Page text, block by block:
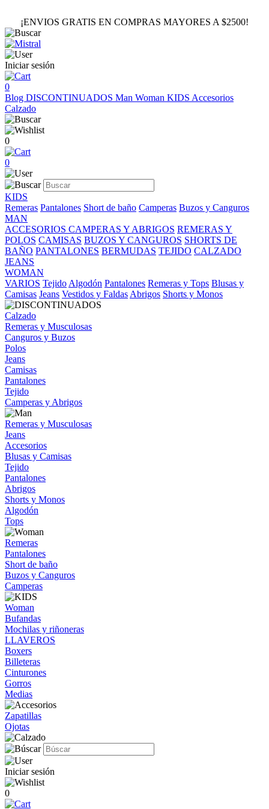
¡ENVIOS GRATIS EN COMPRAS MAYORES A $2500!
Iniciar sesión
0
Blog DISCONTINUADOS Man Woman KIDS Accesorios
Calzado
0
0
KIDS
Remeras Pantalones Short de baño Camperas Buzos y Canguros
MAN
ACCESORIOS CAMPERAS Y ABRIGOS REMERAS Y
POLOS CAMISAS BUZOS Y CANGUROS SHORTS DE
BAÑO PANTALONES BERMUDAS TEJIDO CALZADO
JEANS
WOMAN
VARIOS Tejido Algodón Pantalones Remeras y Tops Blusas y
Camisas Jeans Vestidos y Faldas Abrigos Shorts y Monos
Calzado
Remeras y Musculosas
Canguros y Buzos
Polos
Jeans
Camisas
Pantalones
Tejido
Camperas y Abrigos
Remeras y Musculosas
Jeans
Accesorios
Blusas y Camisas
Tejido
Pantalones
Abrigos
Shorts y Monos
Algodón
Tops
Remeras
Pantalones
Short de baño
Buzos y Canguros
Camperas
Woman
Bufandas
Mochilas y riñoneras
LLAVEROS
Boxers
Billeteras
Cinturones
Gorros
Medias
Zapatillas
Ojotas
Iniciar sesión
0